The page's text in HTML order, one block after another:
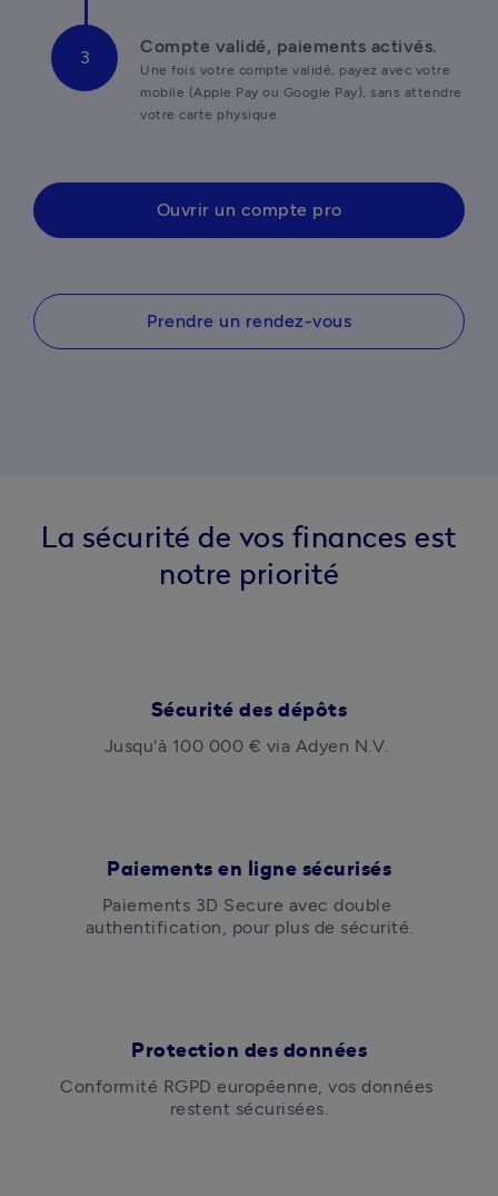
Compte validé, paiements activés.
Une fois votre compte validé, payez avec votre
mobile (Apple Pay ou Google Pay), sans attendre
votre carte physique.
Ouvrir un compte pro
Prendre un rendez-vous
La sécurité de vos finances est
notre priorité
Sécurité des dépôts
Jusqu'à 100 000 € via Adyen N.V.
Paiements en ligne sécurisés
Paiements 3D Secure avec double
authentification, pour plus de sécurité.
Protection des données
Conformité RGPD européenne, vos données
restent sécurisées.